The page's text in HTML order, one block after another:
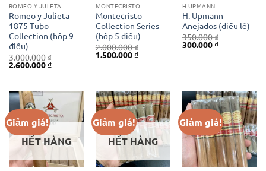
ROMEO Y JULETA
Romeo y Julieta
1875 Tubo
Collection (hộp 9
điếu)
3.000.000₫
Giá
gốc
2.600.000₫Giá
2.600.000 ₫.
MONTECRISTO
Montecristo
Collection Series
(hộp 5 điếu)
2.000.000₫
Giá
gốc
1.500.000₫Giá
H.UPMANN
H. Upmann
Anejados (điếu lẻ)
350.000₫
Giá
gốc
300.000₫Giá
Giảm giá!
HẾT HÀNG
Giảm giá!
HẾT HÀNG
Giảm giá!